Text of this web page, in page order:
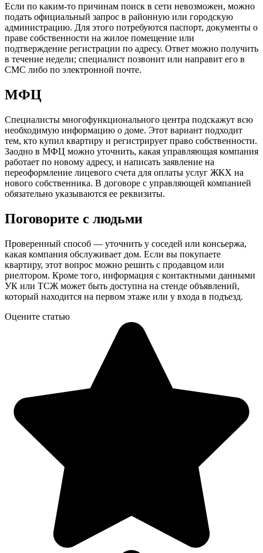
Если по каким-то причинам поиск в сети невозможен, можно
подать официальный запрос в районную или городскую
администрацию. Для этого потребуются паспорт, документы о
праве собственности на жилое помещение или
подтверждение регистрации по адресу. Ответ можно получить
в течение недели; специалист позвонит или направит его в
СМС либо по электронной почте.
МФЦ
Специалисты многофункционального центра подскажут всю
необходимую информацию о доме. Этот вариант подходит
тем, кто купил квартиру и регистрирует право собственности.
Заодно в МФЦ можно уточнить, какая управляющая компания
работает по новому адресу, и написать заявление на
переоформление лицевого счета для оплаты услуг ЖКХ на
нового собственника. В договоре с управляющей компанией
обязательно указываются ее реквизиты.
Поговорите с людьми
Проверенный способ — уточнить у соседей или консьержа,
какая компания обслуживает дом. Если вы покупаете
квартиру, этот вопрос можно решить с продавцом или
риелтором. Кроме того, информация с контактными данными
УК или ТСЖ может быть доступна на стенде объявлений,
который находится на первом этаже или у входа в подъезд.
Оцените статью